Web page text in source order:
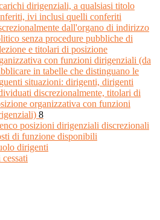
dirigenziali, a qualsiasi titolo
ivi inclusi quelli conferiti
dall'organo di indirizzo
senza procedure pubbliche di
e titolari di posizione
con funzioni dirigenziali (da
in tabelle che distinguano le
situazioni: dirigenti, dirigenti
discrezionalmente, titolari di
organizzativa con funzioni
8
posizioni dirigenziali discrezionali
di funzione disponibili
dirigenti